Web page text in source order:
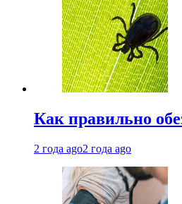
Как правильно
2 года ago2 года ago